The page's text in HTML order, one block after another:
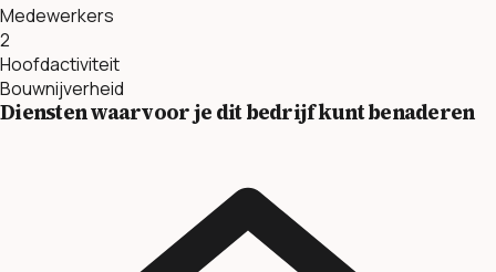
Medewerkers
2
Hoofdactiviteit
Bouwnijverheid
Diensten waarvoor je dit bedrijf kunt benaderen